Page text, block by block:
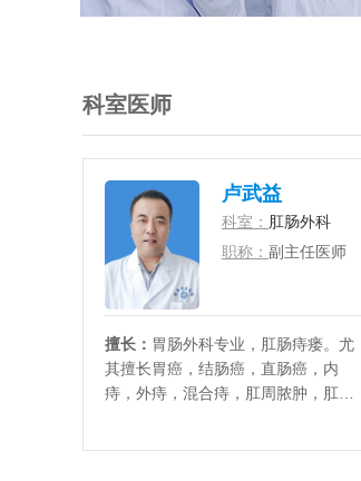
科室医师
卢武益
科室： 肛肠外科
职称： 副主任医师
擅长： 胃肠外科专业，肛肠痔瘘。尤
其擅长胃癌，结肠癌，直肠癌，内
痔，外痔，混合痔，肛周脓肿，肛瘘